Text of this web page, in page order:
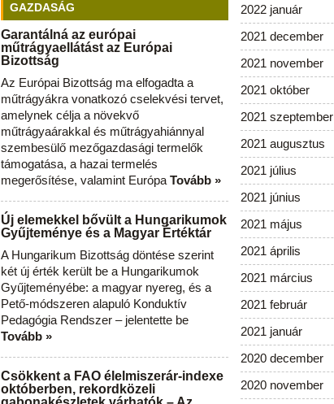
GAZDASÁG
Garantálná az európai
műtrágyaellátást az Európai
Bizottság
Az Európai Bizottság ma elfogadta a
műtrágyákra vonatkozó cselekvési tervet,
amelynek célja a növekvő
műtrágyaárakkal és műtrágyahiánnyal
szembesülő mezőgazdasági termelők
támogatása, a hazai termelés
megerősítése, valamint Európa Tovább »
Új elemekkel bővült a Hungarikumok
Gyűjteménye és a Magyar Értéktár
A Hungarikum Bizottság döntése szerint
két új érték került be a Hungarikumok
Gyűjteményébe: a magyar nyereg, és a
Pető-módszeren alapuló Konduktív
Pedagógia Rendszer – jelentette be
Tovább »
Csökkent a FAO élelmiszerár-indexe
októberben, rekordközeli
2022 január
2021 december
2021 november
2021 október
2021 szeptember
2021 augusztus
2021 július
2021 június
2021 május
2021 április
2021 március
2021 február
2021 január
2020 december
2020 november